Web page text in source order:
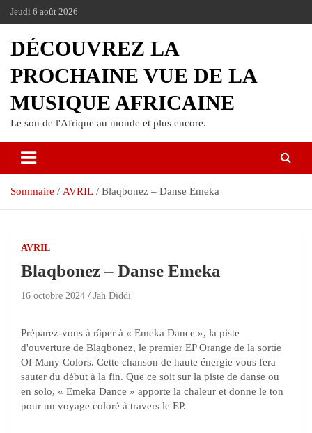
Jeudi 6 août 2026
DÉCOUVREZ LA
PROCHAINE VUE DE LA
MUSIQUE AFRICAINE
Le son de l'Afrique au monde et plus encore.
Sommaire AVRIL Blaqbonez – Danse Emeka
AVRIL
Blaqbonez – Danse Emeka
16 octobre 2024 Jah Diddi
Préparez-vous à râper à « Emeka Dance », la piste
d'ouverture de Blaqbonez, le premier EP Orange de la sortie
Of Many Colors. Cette chanson de haute énergie vous fera
sauter du début à la fin. Que ce soit sur la piste de danse ou
en solo, « Emeka Dance » apporte la chaleur et donne le ton
pour un voyage coloré à travers le EP.